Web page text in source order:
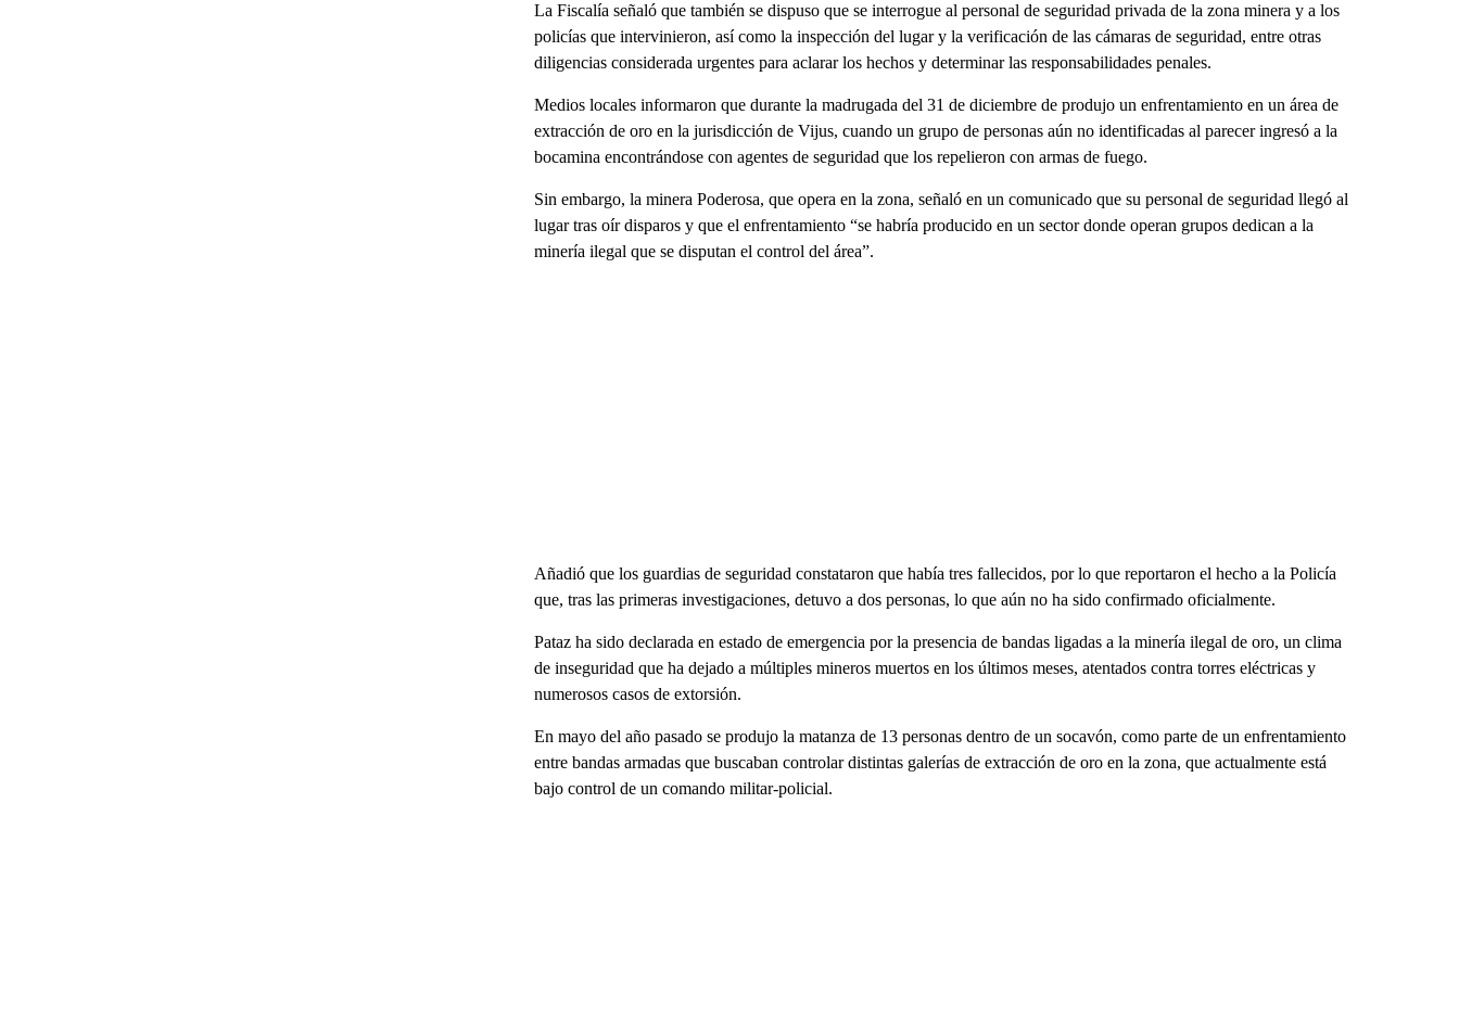
La Fiscalía señaló que también se dispuso que se interrogue al personal de seguridad privada de la zona minera y a los
policías que intervinieron, así como la inspección del lugar y la verificación de las cámaras de seguridad, entre otras
diligencias considerada urgentes para aclarar los hechos y determinar las responsabilidades penales.
Medios locales informaron que durante la madrugada del 31 de diciembre de produjo un enfrentamiento en un área de
extracción de oro en la jurisdicción de Vijus, cuando un grupo de personas aún no identificadas al parecer ingresó a la
bocamina encontrándose con agentes de seguridad que los repelieron con armas de fuego.
Sin embargo, la minera Poderosa, que opera en la zona, señaló en un comunicado que su personal de seguridad llegó al
lugar tras oír disparos y que el enfrentamiento “se habría producido en un sector donde operan grupos dedican a la
minería ilegal que se disputan el control del área”.
Añadió que los guardias de seguridad constataron que había tres fallecidos, por lo que reportaron el hecho a la Policía
que, tras las primeras investigaciones, detuvo a dos personas, lo que aún no ha sido confirmado oficialmente.
Pataz ha sido declarada en estado de emergencia por la presencia de bandas ligadas a la minería ilegal de oro, un clima
de inseguridad que ha dejado a múltiples mineros muertos en los últimos meses, atentados contra torres eléctricas y
numerosos casos de extorsión.
En mayo del año pasado se produjo la matanza de 13 personas dentro de un socavón, como parte de un enfrentamiento
entre bandas armadas que buscaban controlar distintas galerías de extracción de oro en la zona, que actualmente está
bajo control de un comando militar-policial.